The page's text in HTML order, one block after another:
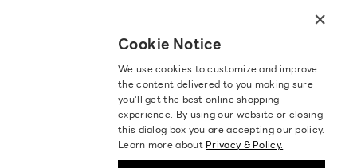
×
Cookie Notice
We use cookies to customize and improve
the content delivered to you making sure
you‘ll get the best online shopping
experience. By using our website or closing
this dialog box you are accepting our policy.
Learn more about Privacy & Policy.